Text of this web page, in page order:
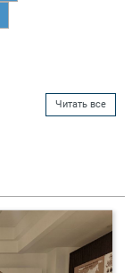
Читать все